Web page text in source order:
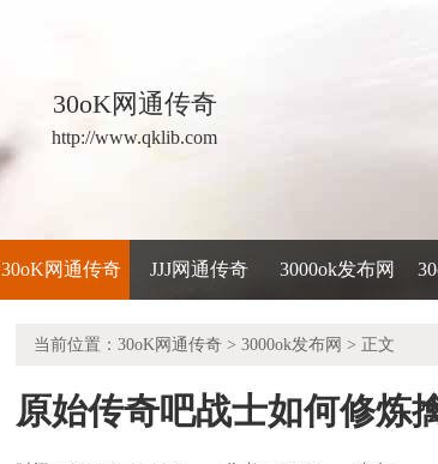
30oK网通传奇
http://www.qklib.com
30oK网通传奇 JJJ网通传奇 3000ok发布网
当前位置： 30oK网通传奇 > 3000ok发布网 > 正文
原始传奇吧战士如何修炼